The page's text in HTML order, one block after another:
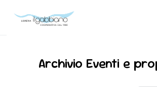
Archivio Eventi e